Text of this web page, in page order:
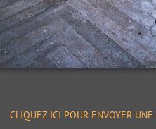
CLIQUEZ ICI POUR ENVOYER UNE